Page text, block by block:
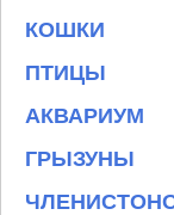
КОШКИ
ПТИЦЫ
АКВАРИУМ
ГРЫЗУНЫ